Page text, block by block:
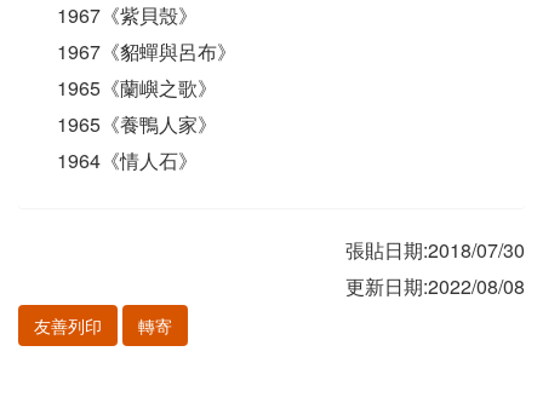
1967《紫貝殼》
1967《貂蟬與呂布》
1965《蘭嶼之歌》
1965《養鴨人家》
1964《情人石》
張貼日期:2018/07/30
更新日期:2022/08/08
友善列印 轉寄